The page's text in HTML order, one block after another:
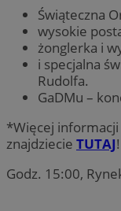
Świąteczna
wysokie
żonglerka i
i specjalna
Rudolfa.
GaDMu –
*Więcej
znajdziecie TUTAJ!
Godz. 15:00,